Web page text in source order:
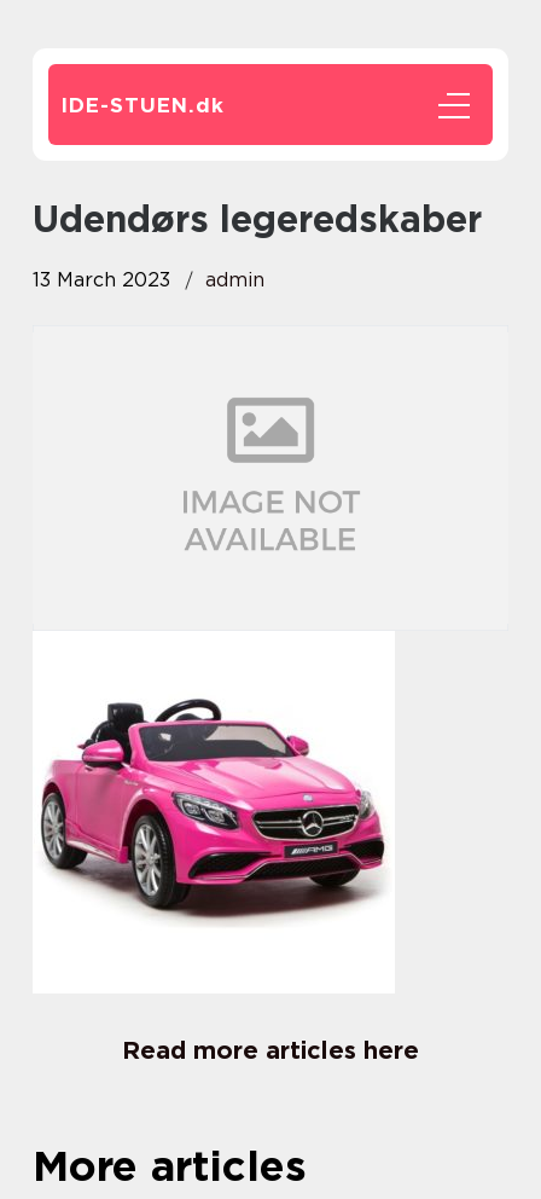
IDE-STUEN.dk
udendørs legeredskaber
13 March 2023 admin
Read more articles here
More articles